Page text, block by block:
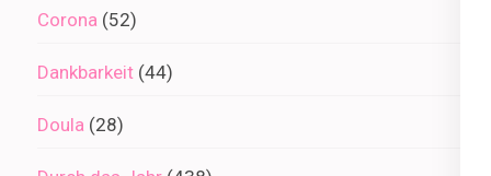
Corona (52)
Dankbarkeit (44)
Doula (28)